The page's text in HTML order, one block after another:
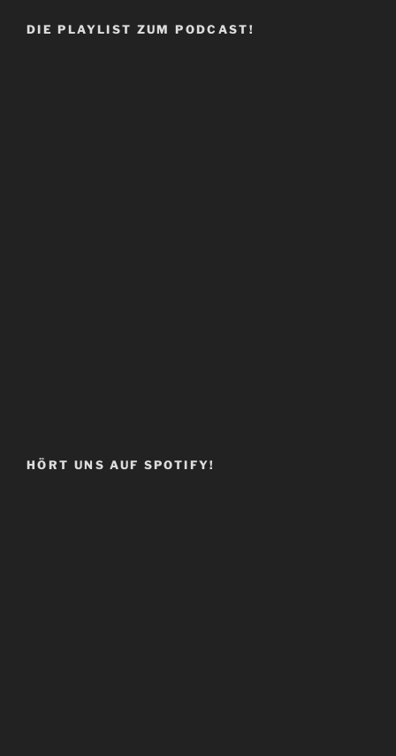
DIE PLAYLIST ZUM PODCAST!
HÖRT UNS AUF SPOTIFY!